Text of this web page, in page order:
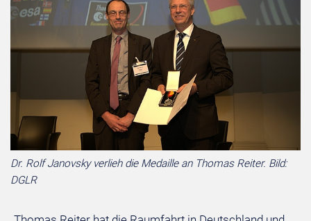
Dr. Rolf Janovsky verlieh die Medaille an Thomas Reiter. Bild:
DGLR